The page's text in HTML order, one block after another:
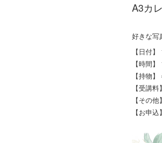
A3カ
好きな写
【日付
【時間
【持物
【受講
【その
【お申